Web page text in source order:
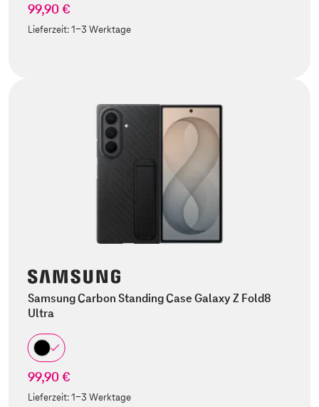
99,90 €
Lieferzeit:1-3 Werktage
Samsung Carbon Standing Case Galaxy Z Fold8
Ultra
99,90 €
Lieferzeit:1-3 Werktage